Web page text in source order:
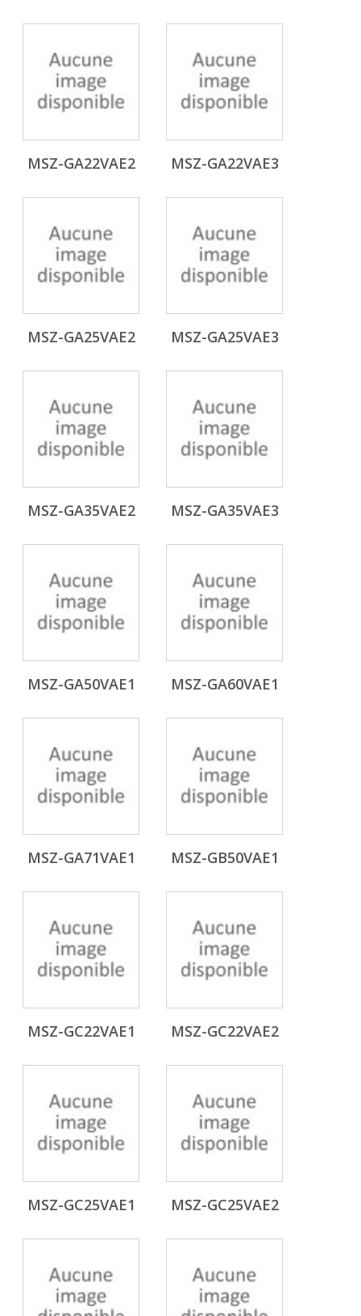
MSZ-GA22VAE2 MSZ-GA22VAE3
MSZ-GA25VAE2 MSZ-GA25VAE3
MSZ-GA35VAE2 MSZ-GA35VAE3
MSZ-GA50VAE1 MSZ-GA60VAE1
MSZ-GA71VAE1 MSZ-GB50VAE1
MSZ-GC22VAE1 MSZ-GC22VAE2
MSZ-GC25VAE1 MSZ-GC25VAE2